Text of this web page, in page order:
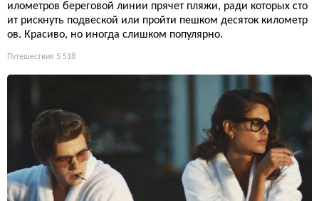
илометров береговой линии прячет пляжи, ради которых сто
ит рискнуть подвеской или пройти пешком десяток километр
ов. Красиво, но иногда слишком популярно.
Путешествия 5 518